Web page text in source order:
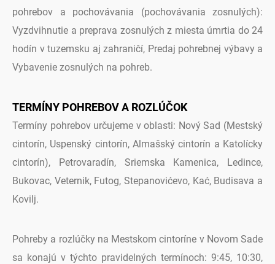
pohrebov a pochovávania (pochovávania zosnulých):
Vyzdvihnutie a preprava zosnulých z miesta úmrtia do 24
hodín v tuzemsku aj zahraničí, Predaj pohrebnej výbavy a
Vybavenie zosnulých na pohreb.
TERMÍNY POHREBOV A ROZLÚČOK
Termíny pohrebov určujeme v oblasti: Nový Sad (Mestský
cintorín, Uspenský cintorín, Almašský cintorín a Katolícky
cintorín), Petrovaradín, Sriemska Kamenica, Ledince,
Bukovac, Veternik, Futog, Stepanovićevo, Kać, Budisava a
Kovilj.
Pohreby a rozlúčky na Mestskom cintoríne v Novom Sade
sa konajú v týchto pravidelných termínoch: 9:45, 10:30,